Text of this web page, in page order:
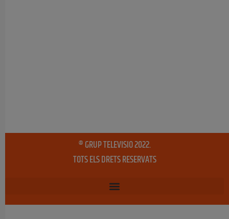
® GRUP TELEVISIO 2022.
TOTS ELS DRETS RESERVATS